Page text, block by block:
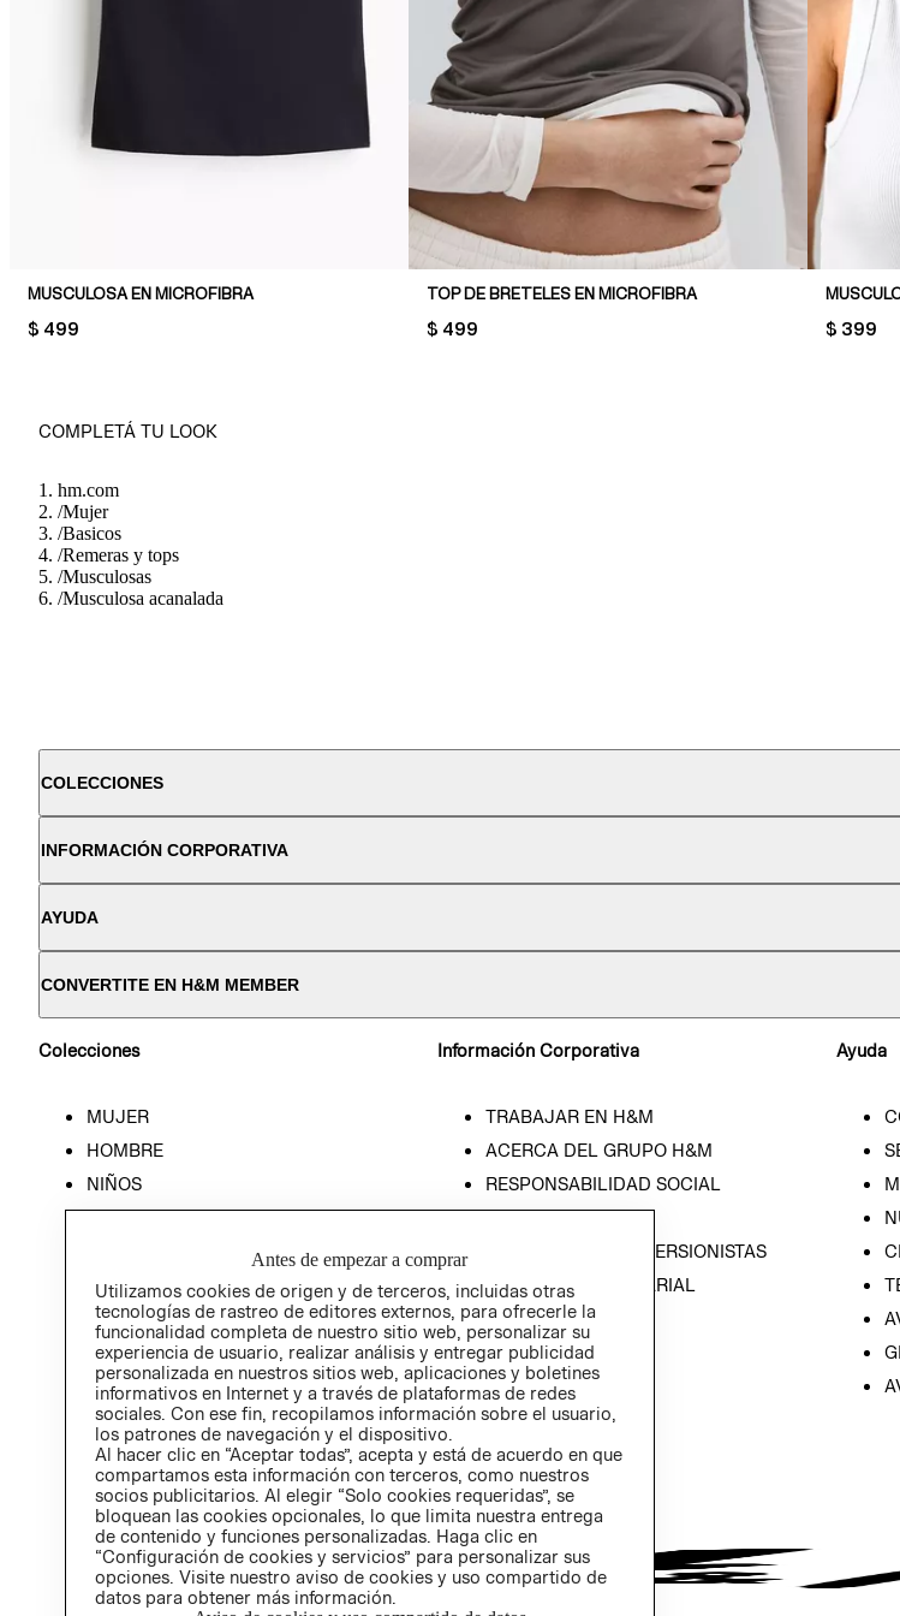
MUSCULOSA EN MICROFIBRA
PRICE:
$ 499
TOP DE BRETELES EN MICROFIBRA
PRICE:
$ 499 PRICE:
$ 399
COMPLETÁ TU LOOK
hm.com
/Mujer
/Basicos
/Remeras y tops
/Musculosas
/Musculosa acanalada
COLECCIONES
INFORMACIÓN CORPORATIVA
AYUDA
CONVERTITE EN H&M MEMBER
Colecciones
MUJER
HOMBRE
NIÑOS
HOME
Información Corporativa
TRABAJAR EN H&M
ACERCA DEL GRUPO H&M
RESPONSABILIDAD SOCIAL
PRENSA
RELACIÓN CON INVERSIONISTAS
POLÍTICA EMPRESARIAL
Ayuda
Antes de empezar a comprar
Utilizamos cookies de origen y de terceros, incluidas otras
tecnologías de rastreo de editores externos, para ofrecerle la
funcionalidad completa de nuestro sitio web, personalizar su
experiencia de usuario, realizar análisis y entregar publicidad
personalizada en nuestros sitios web, aplicaciones y boletines
informativos en Internet y a través de plataformas de redes
sociales. Con ese fin, recopilamos información sobre el usuario,
los patrones de navegación y el dispositivo.
Al hacer clic en “Aceptar todas”, acepta y está de acuerdo en que
compartamos esta información con terceros, como nuestros
socios publicitarios. Al elegir “Solo cookies requeridas”, se
bloquean las cookies opcionales, lo que limita nuestra entrega
de contenido y funciones personalizadas. Haga clic en
“Configuración de cookies y servicios” para personalizar sus
opciones. Visite nuestro aviso de cookies y uso compartido de
datos para obtener más información.